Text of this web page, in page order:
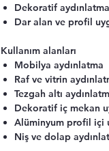
Dekoratif
Dar alan ve profil
Kullanım alanları
Mobilya aydınlatma
Raf ve vitrin
Tezgah altı
Dekoratif iç mekan
Alüminyum profil içi
Niş ve dolap